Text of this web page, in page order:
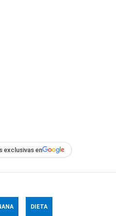
exclusivas en
DIETA